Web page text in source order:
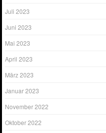
Juli 2023
Juni 2023
Mai 2023
April 2023
März 2023
Januar 2023
November 2022
Oktober 2022